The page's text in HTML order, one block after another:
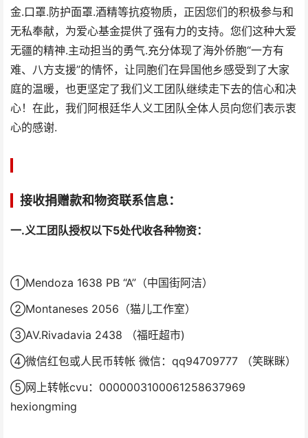
金.口罩.防护面罩.酒精等抗疫物质，正因您们的积极参与和
无私奉献，为爱心基金提供了强有力的支持。您们这种大爱
无疆的精神.主动担当的勇气.充分体现了海外侨胞“一方有
难、八方支援”的情怀，让同胞们在异国他乡感受到了大家
庭的温暖，也更坚定了我们义工团队继续走下去的信心和决
心！在此，我们阿根廷华人义工团队全体人员向您们表示衷
心的感谢.
接收捐赠款和物资联系信息：
一.义工团队授权以下5处代收各种物资：
①Mendoza 1638 PB “A”（中国街阿洁）
②Montaneses 2056（猫儿工作室）
③AV.Rivadavia 2438 （福旺超市)
④微信红包或人民币转帐 微信：qq94709777 （笑眯眯）
⑤网上转帐cvu：0000003100061258637969
hexiongming